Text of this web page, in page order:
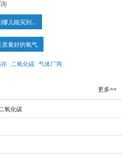
儿能买到...
量好的氧气
二氧化碳 气体厂商
更多>>
氧化碳